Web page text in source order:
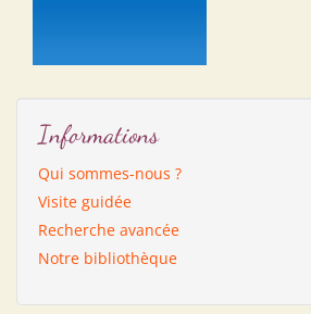
Informations
Qui sommes-nous ?
Visite guidée
Recherche avancée
Notre bibliothèque